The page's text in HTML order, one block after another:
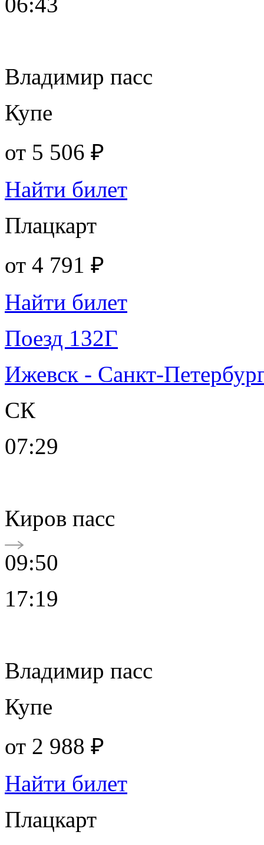
Владимир пасс
Купе
от 5 506 ₽
Найти билет
Плацкарт
от 4 791 ₽
Найти билет
Поезд 132Г
Ижевск - Санкт-
СК
07:29
Киров пасс
09:50
17:19
Владимир пасс
Купе
от 2 988 ₽
Найти билет
Плацкарт